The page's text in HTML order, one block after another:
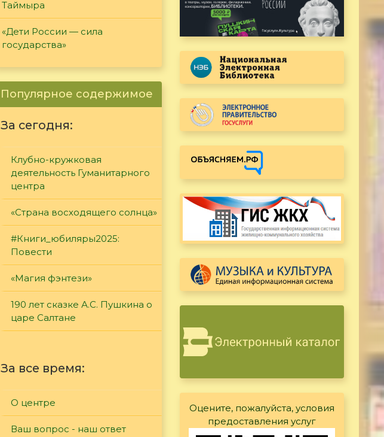
Таймыра
«Дети России — сила
государства»
Популярное содержимое
За сегодня:
Клубно-кружковая
деятельность Гуманитарного
центра
«Страна восходящего солнца»
#Книги_юбиляры2025:
Повести
«Магия фэнтези»
190 лет сказке А.С. Пушкина о
царе Салтане
За все время:
О центре
Ваш вопрос - наш ответ
Оцените, пожалуйста, условия
предоставления услуг